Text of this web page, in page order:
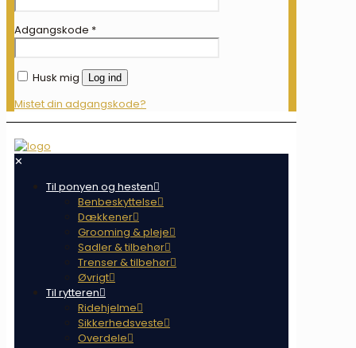
Adgangskode *
Husk mig Log ind
Mistet din adgangskode?
✕
Til ponyen og hesten
Benbeskyttelse
Dækkener
Grooming & pleje
Sadler & tilbehør
Trenser & tilbehør
Øvrigt
Til rytteren
Ridehjelme
Sikkerhedsveste
Overdele